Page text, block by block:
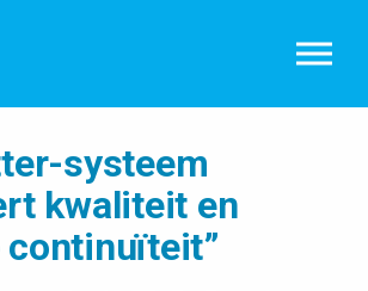
systeem
kwaliteit en
continuïteit”